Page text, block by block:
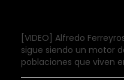
[VIDEO] Alfredo
sigue siendo un motor
poblaciones que viven